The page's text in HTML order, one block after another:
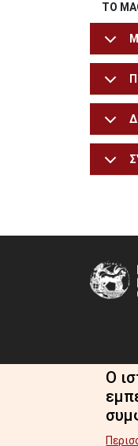
ΤΟ
Image
Ο